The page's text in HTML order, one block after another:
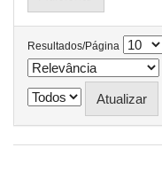
Resultados/Página